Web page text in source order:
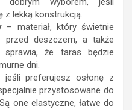
z lekką konstrukcją.
– materiał, który świetnie
deszczem, a także
sprawia, że taras będzie
dni.
preferujesz osłonę z
przystosowane do
one elastyczne, łatwe do